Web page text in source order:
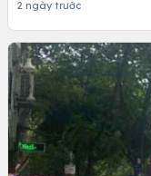
2 ngày trước